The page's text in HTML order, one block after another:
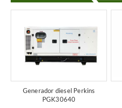
Generador diesel Perkins
PGK30640